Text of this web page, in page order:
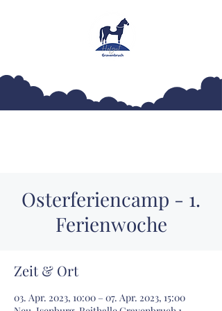
Osterferiencamp - 1.
Ferienwoche
Zeit & Ort
03. Apr. 2023, 10:00 – 07. Apr. 2023, 15:00